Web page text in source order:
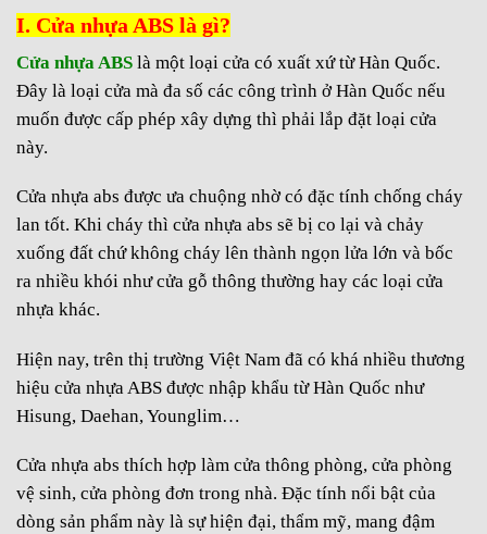
I. Cửa nhựa ABS là gì?
Cửa nhựa ABS là một loại cửa có xuất xứ từ Hàn Quốc.
Đây là loại cửa mà đa số các công trình ở Hàn Quốc nếu
muốn được cấp phép xây dựng thì phải lắp đặt loại cửa
này.
Cửa nhựa abs được ưa chuộng nhờ có đặc tính chống cháy
lan tốt. Khi cháy thì cửa nhựa abs sẽ bị co lại và chảy
xuống đất chứ không cháy lên thành ngọn lửa lớn và bốc
ra nhiều khói như cửa gỗ thông thường hay các loại cửa
nhựa khác.
Hiện nay, trên thị trường Việt Nam đã có khá nhiều thương
hiệu cửa nhựa ABS được nhập khẩu từ Hàn Quốc như
Hisung, Daehan, Younglim…
Cửa nhựa abs thích hợp làm cửa thông phòng, cửa phòng
vệ sinh, cửa phòng đơn trong nhà. Đặc tính nổi bật của
dòng sản phẩm này là sự hiện đại, thẩm mỹ, mang đậm